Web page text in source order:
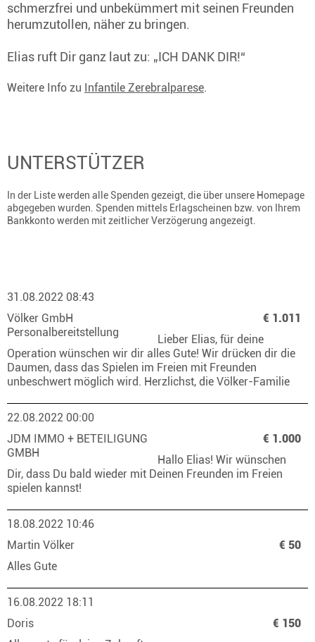
schmerzfrei und unbekümmert mit seinen Freunden
herumzutollen, näher zu bringen.
Elias ruft Dir ganz laut zu: „ICH DANK DIR!“
Weitere Info zu Infantile Zerebralparese.
UNTERSTÜTZER
In der Liste werden alle Spenden gezeigt, die über unsere Homepage
abgegeben wurden. Spenden mittels Erlagscheinen bzw. von Ihrem
Bankkonto werden mit zeitlicher Verzögerung angezeigt.
31.08.2022 08:43
Völker GmbH
Personalbereitstellung
€ 1.011
Lieber Elias, für deine
Operation wünschen wir dir alles Gute! Wir drücken dir die
Daumen, dass das Spielen im Freien mit Freunden
unbeschwert möglich wird. Herzlichst, die Völker-Familie
22.08.2022 00:00
JDM IMMO + BETEILIGUNG
GMBH
€ 1.000
Hallo Elias! Wir wünschen
Dir, dass Du bald wieder mit Deinen Freunden im Freien
spielen kannst!
18.08.2022 10:46
Martin Völker
€ 50
Alles Gute
16.08.2022 18:11
Doris
€ 150